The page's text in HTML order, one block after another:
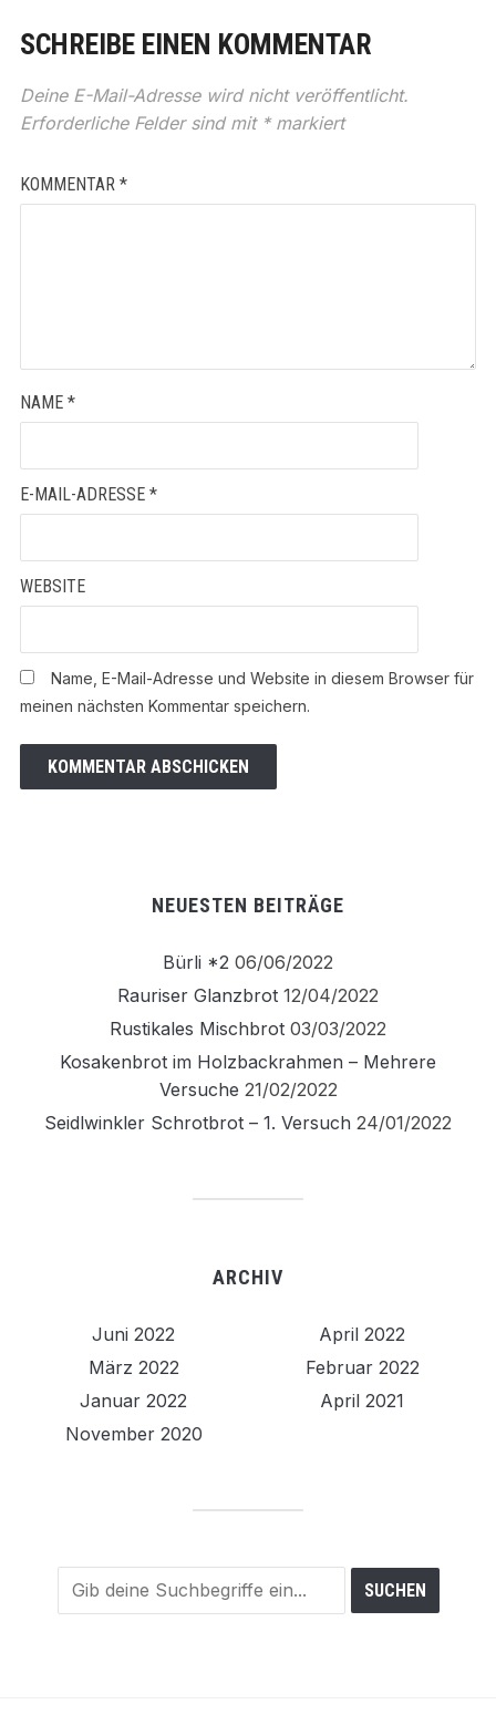
SCHREIBE EINEN KOMMENTAR
Deine E-Mail-Adresse wird nicht veröffentlicht.
Erforderliche Felder sind mit *markiert
KOMMENTAR *
NAME *
E-MAIL-ADRESSE *
WEBSITE
Name, E-Mail-Adresse und Website in diesem Browser für
meinen nächsten Kommentar speichern.
NEUESTEN BEITRÄGE
Bürli *2 06/06/2022
Rauriser Glanzbrot 12/04/2022
Rustikales Mischbrot 03/03/2022
Kosakenbrot im Holzbackrahmen – Mehrere
Versuche 21/02/2022
Seidlwinkler Schrotbrot – 1. Versuch 24/01/2022
ARCHIV
Juni 2022
April 2022
März 2022
Februar 2022
Januar 2022
April 2021
November 2020